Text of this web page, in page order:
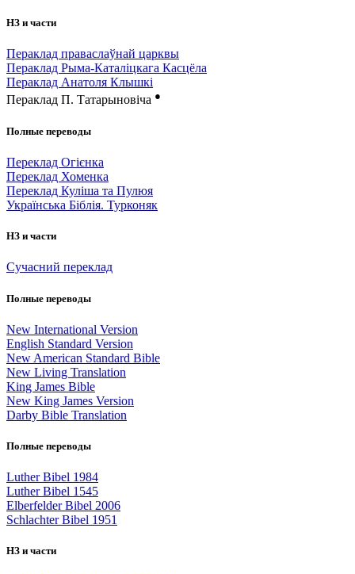
НЗ и части
Пераклад праваслаўнай царквы
Пераклад Рыма-Каталіцкага Касцёла
Пераклад Анатоля Клышкi
Пераклад П. Татарыновіча ●
Полные переводы
Переклад Огієнка
Переклад Хоменка
Переклад Куліша та Пулюя
Українська Біблія. Турконяк
НЗ и части
Сучасний переклад
Полные переводы
New International Version
English Standard Version
New American Standard Bible
New Living Translation
King James Bible
New King James Version
Darby Bible Translation
Полные переводы
Luther Bibel 1984
Luther Bibel 1545
Elberfelder Bibel 2006
Schlachter Bibel 1951
НЗ и части